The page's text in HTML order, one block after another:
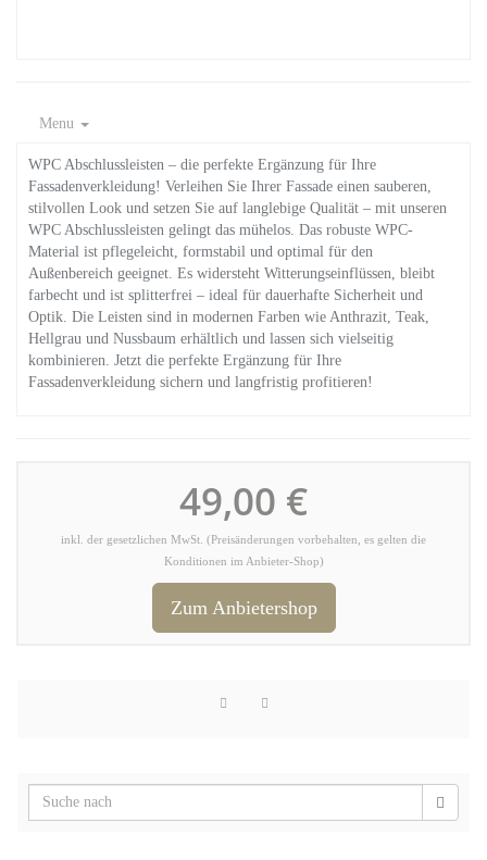
Menu
WPC Abschlussleisten – die perfekte Ergänzung für Ihre
Fassadenverkleidung! Verleihen Sie Ihrer Fassade einen sauberen,
stilvollen Look und setzen Sie auf langlebige Qualität – mit unseren
WPC Abschlussleisten gelingt das mühelos. Das robuste WPC-
Material ist pflegeleicht, formstabil und optimal für den
Außenbereich geeignet. Es widersteht Witterungseinflüssen, bleibt
farbecht und ist splitterfrei – ideal für dauerhafte Sicherheit und
Optik. Die Leisten sind in modernen Farben wie Anthrazit, Teak,
Hellgrau und Nussbaum erhältlich und lassen sich vielseitig
kombinieren. Jetzt die perfekte Ergänzung für Ihre
Fassadenverkleidung sichern und langfristig profitieren!
49,00 €
inkl. der gesetzlichen MwSt. (Preisänderungen vorbehalten, es gelten die
Konditionen im Anbieter-Shop)
Zum Anbietershop